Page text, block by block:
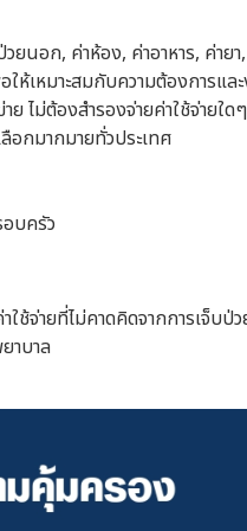
อก, ค่าห้อง, ค่าอาหาร, ค่าย
ห้เหมาะสมกับความต้องการแ
ย ไม่ต้องสำรองจ่ายค่าใช้จ่ายใดๆ
อกมากมายทั่วประเทศ
บครัว
จ่ายที่ไม่คาดคิดจากการเจ็บป่
าบาล